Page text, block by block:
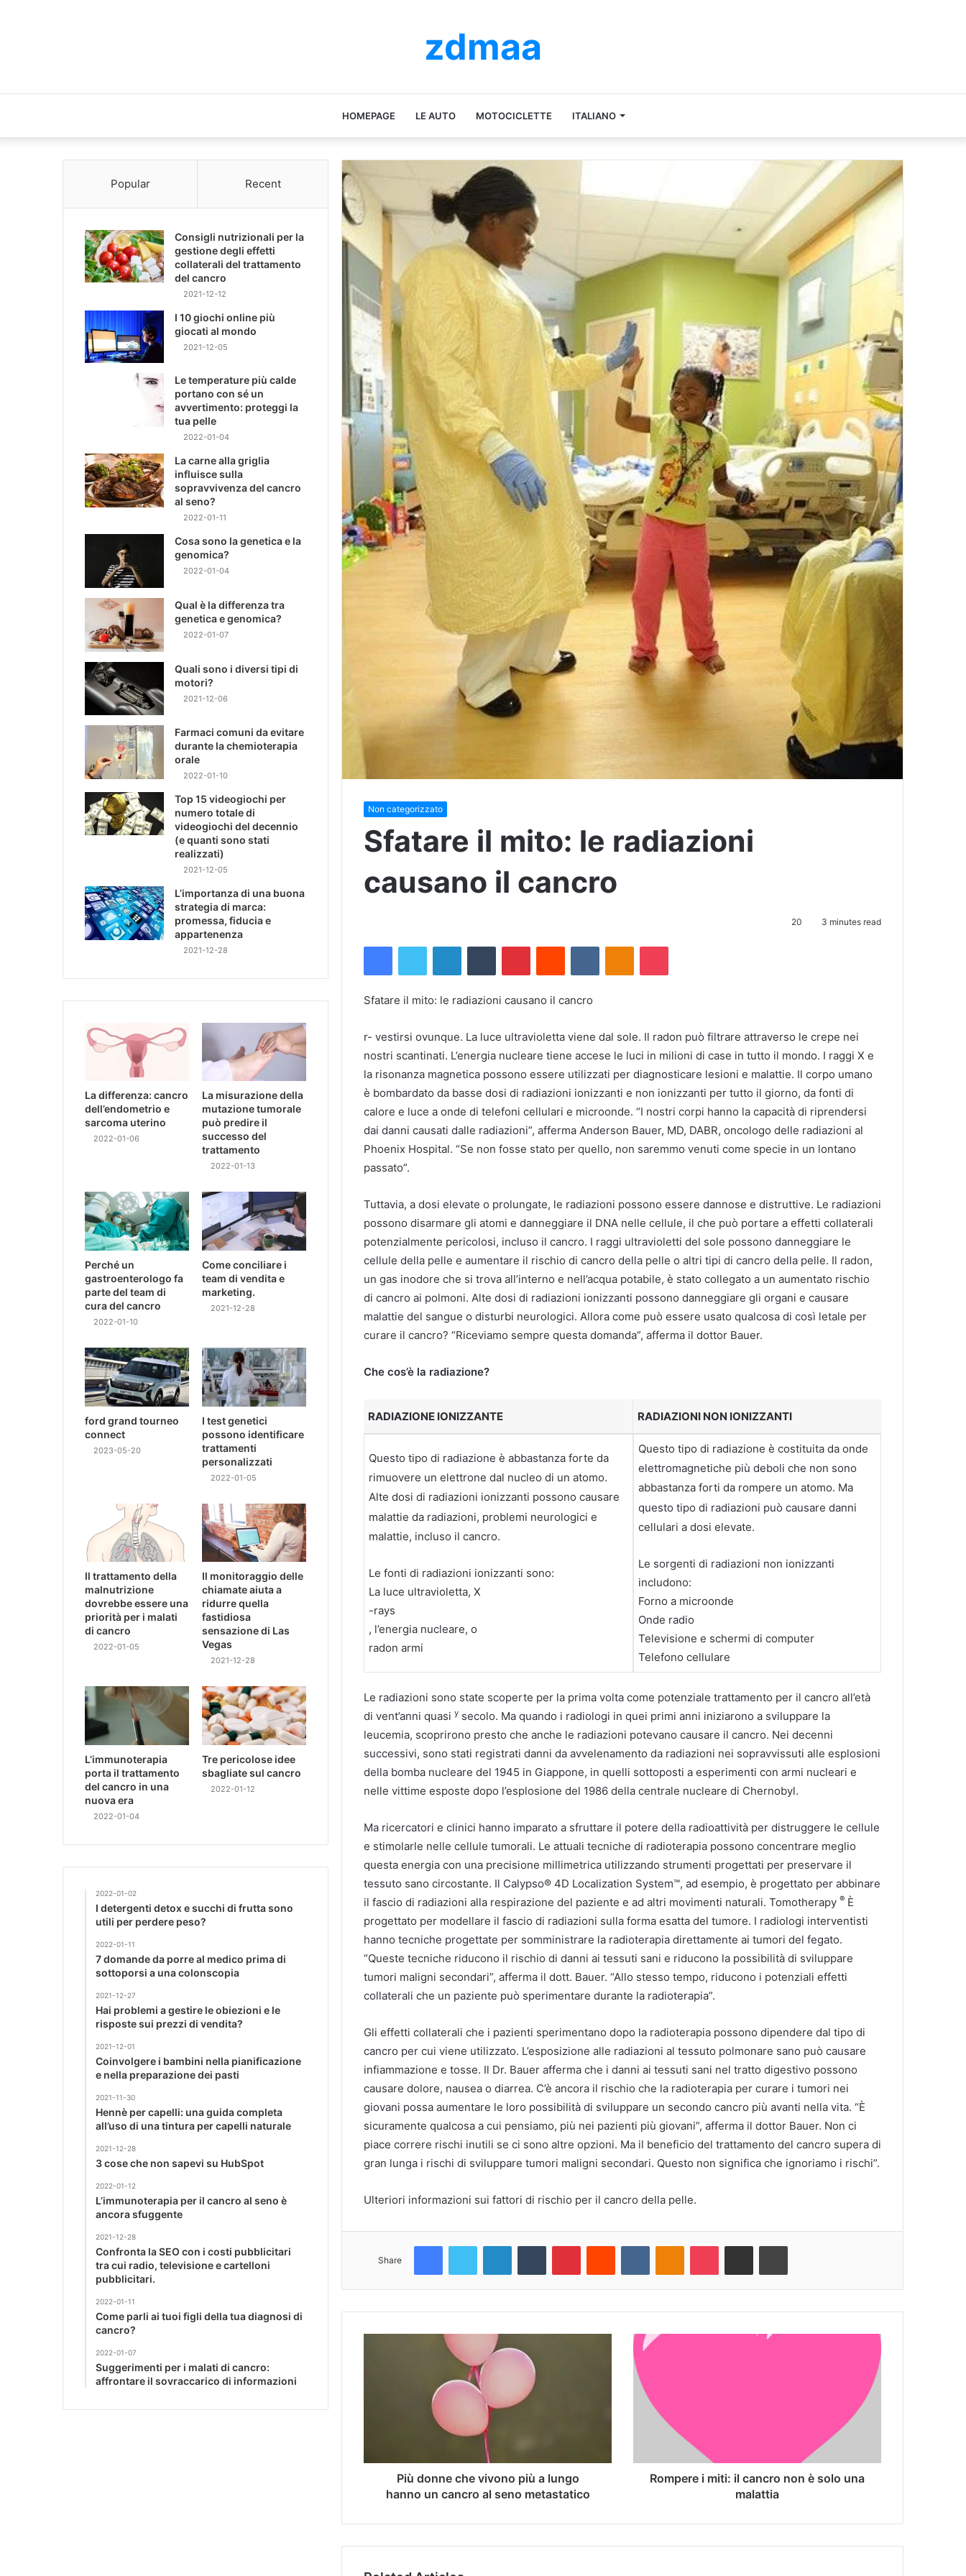
zdmaa
HOMEPAGE LE AUTO MOTOCICLETTE ITALIANO
Non categorizzato
Sfatare il mito: le radiazioni
causano il cancro
20 3 minutes read
Sfatare il mito: le radiazioni causano il cancro
r- vestirsi ovunque. La luce ultravioletta viene dal sole. Il radon può filtrare attraverso le crepe nei
nostri scantinati. L’energia nucleare tiene accese le luci in milioni di case in tutto il mondo. I raggi X e
la risonanza magnetica possono essere utilizzati per diagnosticare lesioni e malattie. Il corpo umano
è bombardato da basse dosi di radiazioni ionizzanti e non ionizzanti per tutto il giorno, da fonti di
calore e luce a onde di telefoni cellulari e microonde. “I nostri corpi hanno la capacità di riprendersi
dai danni causati dalle radiazioni”, afferma Anderson Bauer, MD, DABR, oncologo delle radiazioni al
Phoenix Hospital. “Se non fosse stato per quello, non saremmo venuti come specie in un lontano
passato”.
Tuttavia, a dosi elevate o prolungate, le radiazioni possono essere dannose e distruttive. Le radiazioni
possono disarmare gli atomi e danneggiare il DNA nelle cellule, il che può portare a effetti collaterali
potenzialmente pericolosi, incluso il cancro. I raggi ultravioletti del sole possono danneggiare le
cellule della pelle e aumentare il rischio di cancro della pelle o altri tipi di cancro della pelle. Il radon,
un gas inodore che si trova all’interno e nell’acqua potabile, è stato collegato a un aumentato rischio
di cancro ai polmoni. Alte dosi di radiazioni ionizzanti possono danneggiare gli organi e causare
malattie del sangue o disturbi neurologici. Allora come può essere usato qualcosa di così letale per
curare il cancro? “Riceviamo sempre questa domanda”, afferma il dottor Bauer.
Che cos’è la radiazione?
RADIAZIONE IONIZZANTE RADIAZIONI NON IONIZZANTI
Questo tipo di radiazione è abbastanza forte da
rimuovere un elettrone dal nucleo di un atomo.
Alte dosi di radiazioni ionizzanti possono causare
malattie da radiazioni, problemi neurologici e
malattie, incluso il cancro.
Le fonti di radiazioni ionizzanti sono:
La luce ultravioletta, X
-rays
, l’energia nucleare, o
radon armi
Questo tipo di radiazione è costituita da onde
elettromagnetiche più deboli che non sono
abbastanza forti da rompere un atomo. Ma
questo tipo di radiazioni può causare danni
cellulari a dosi elevate.
Le sorgenti di radiazioni non ionizzanti
includono:
Forno a microonde
Onde radio
Televisione e schermi di computer
Telefono cellulare
Le radiazioni sono state scoperte per la prima volta come potenziale trattamento per il cancro all’età
di vent’anni quasi y secolo. Ma quando i radiologi in quei primi anni iniziarono a sviluppare la
leucemia, scoprirono presto che anche le radiazioni potevano causare il cancro. Nei decenni
successivi, sono stati registrati danni da avvelenamento da radiazioni nei sopravvissuti alle esplosioni
della bomba nucleare del 1945 in Giappone, in quelli sottoposti a esperimenti con armi nucleari e
nelle vittime esposte dopo l’esplosione del 1986 della centrale nucleare di Chernobyl.
Ma ricercatori e clinici hanno imparato a sfruttare il potere della radioattività per distruggere le cellule
e stimolarle nelle cellule tumorali. Le attuali tecniche di radioterapia possono concentrare meglio
questa energia con una precisione millimetrica utilizzando strumenti progettati per preservare il
tessuto sano circostante. Il Calypso® 4D Localization System™, ad esempio, è progettato per abbinare
il fascio di radiazioni alla respirazione del paziente e ad altri movimenti naturali. Tomotherapy ® È
progettato per modellare il fascio di radiazioni sulla forma esatta del tumore. I radiologi interventisti
hanno tecniche progettate per somministrare la radioterapia direttamente ai tumori del fegato.
“Queste tecniche riducono il rischio di danni ai tessuti sani e riducono la possibilità di sviluppare
tumori maligni secondari”, afferma il dott. Bauer. “Allo stesso tempo, riducono i potenziali effetti
collaterali che un paziente può sperimentare durante la radioterapia”.
Gli effetti collaterali che i pazienti sperimentano dopo la radioterapia possono dipendere dal tipo di
cancro per cui viene utilizzato. L’esposizione alle radiazioni al tessuto polmonare sano può causare
infiammazione e tosse. Il Dr. Bauer afferma che i danni ai tessuti sani nel tratto digestivo possono
causare dolore, nausea o diarrea. C’è ancora il rischio che la radioterapia per curare i tumori nei
giovani possa aumentare le loro possibilità di sviluppare un secondo cancro più avanti nella vita. “È
sicuramente qualcosa a cui pensiamo, più nei pazienti più giovani”, afferma il dottor Bauer. Non ci
piace correre rischi inutili se ci sono altre opzioni. Ma il beneficio del trattamento del cancro supera di
gran lunga i rischi di sviluppare tumori maligni secondari. Questo non significa che ignoriamo i rischi”.
Ulteriori informazioni sui fattori di rischio per il cancro della pelle.
Share
Più donne che vivono più a lungo
hanno un cancro al seno metastatico
Rompere i miti: il cancro non è solo una
malattia
Popular Recent
Consigli nutrizionali per la
gestione degli effetti
collaterali del trattamento
del cancro
2021-12-12
I 10 giochi online più
giocati al mondo
2021-12-05
Le temperature più calde
portano con sé un
avvertimento: proteggi la
tua pelle
2022-01-04
La carne alla griglia
influisce sulla
sopravvivenza del cancro
al seno?
2022-01-11
Cosa sono la genetica e la
genomica?
2022-01-04
Qual è la differenza tra
genetica e genomica?
2022-01-07
Quali sono i diversi tipi di
motori?
2021-12-06
Farmaci comuni da evitare
durante la chemioterapia
orale
2022-01-10
Top 15 videogiochi per
numero totale di
videogiochi del decennio
(e quanti sono stati
realizzati)
2021-12-05
L’importanza di una buona
strategia di marca:
promessa, fiducia e
appartenenza
2021-12-28
La differenza: cancro
dell’endometrio e
sarcoma uterino
2022-01-06
La misurazione della
mutazione tumorale
può predire il
successo del
trattamento
2022-01-13
Perché un
gastroenterologo fa
parte del team di
cura del cancro
2022-01-10
Come conciliare i
team di vendita e
marketing.
2021-12-28
ford grand tourneo
connect
2023-05-20
I test genetici
possono identificare
trattamenti
personalizzati
2022-01-05
Il trattamento della
malnutrizione
dovrebbe essere una
priorità per i malati
di cancro
2022-01-05
Il monitoraggio delle
chiamate aiuta a
ridurre quella
fastidiosa
sensazione di Las
Vegas
2021-12-28
L’immunoterapia
porta il trattamento
del cancro in una
nuova era
2022-01-04
Tre pericolose idee
sbagliate sul cancro
2022-01-12
2022-01-02
I detergenti detox e succhi di frutta sono
utili per perdere peso?
2022-01-11
7 domande da porre al medico prima di
sottoporsi a una colonscopia
2021-12-27
Hai problemi a gestire le obiezioni e le
risposte sui prezzi di vendita?
2021-12-01
Coinvolgere i bambini nella pianificazione
e nella preparazione dei pasti
2021-11-30
Hennè per capelli: una guida completa
all’uso di una tintura per capelli naturale
2021-12-28
3 cose che non sapevi su HubSpot
2022-01-12
L’immunoterapia per il cancro al seno è
ancora sfuggente
2021-12-28
Confronta la SEO con i costi pubblicitari
tra cui radio, televisione e cartelloni
pubblicitari.
2022-01-11
Come parli ai tuoi figli della tua diagnosi di
cancro?
2022-01-07
Suggerimenti per i malati di cancro:
affrontare il sovraccarico di informazioni